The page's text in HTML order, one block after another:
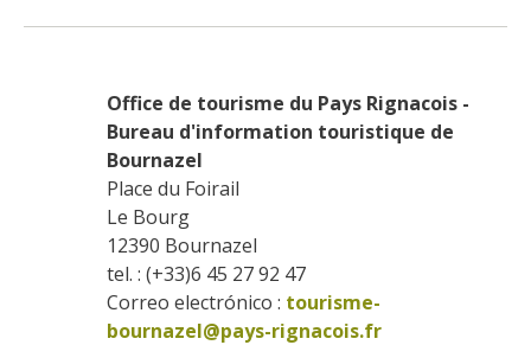
Office de tourisme du Pays Rignacois -
Bureau d'information touristique de
Bournazel
Place du Foirail
Le Bourg
12390 Bournazel
tel. : (+33)6 45 27 92 47
Correo electrónico : tourisme-
bournazel@pays-rignacois.fr